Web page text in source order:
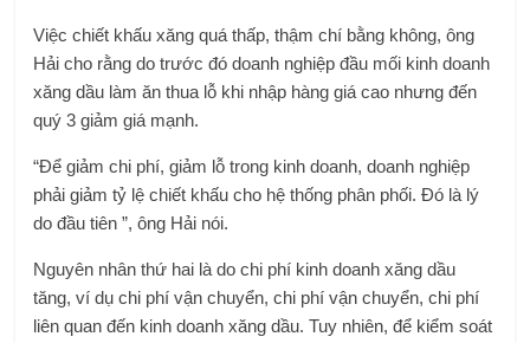
Việc chiết khấu xăng quá thấp, thậm chí bằng không, ông
Hải cho rằng do trước đó doanh nghiệp đầu mối kinh doanh
xăng dầu làm ăn thua lỗ khi nhập hàng giá cao nhưng đến
quý 3 giảm giá mạnh.
“Để giảm chi phí, giảm lỗ trong kinh doanh, doanh nghiệp
phải giảm tỷ lệ chiết khấu cho hệ thống phân phối. Đó là lý
do đầu tiên ”, ông Hải nói.
Nguyên nhân thứ hai là do chi phí kinh doanh xăng dầu
tăng, ví dụ chi phí vận chuyển, chi phí vận chuyển, chi phí
liên quan đến kinh doanh xăng dầu. Tuy nhiên, để kiểm soát